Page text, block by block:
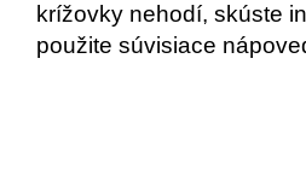
krížovky nehodí, skúste
použite súvisiace